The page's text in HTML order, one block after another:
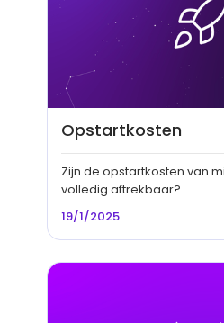
Opstartkosten
Zijn de opstartkosten van
volledig aftrekbaar?
19/1/2025